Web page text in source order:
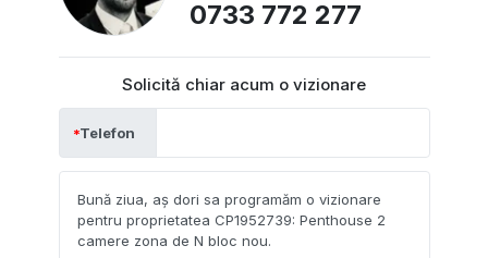
0733 772 277
Solicită chiar acum o vizionare
Telefon